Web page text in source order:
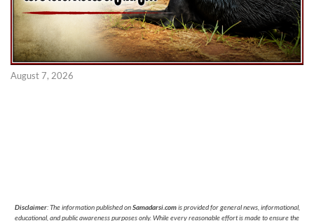
August 7, 2026
Disclaimer: The information published onSamadarsi.comis provided for general news, informational,
educational, and public awareness purposes only. While every reasonable effort is made to ensure the